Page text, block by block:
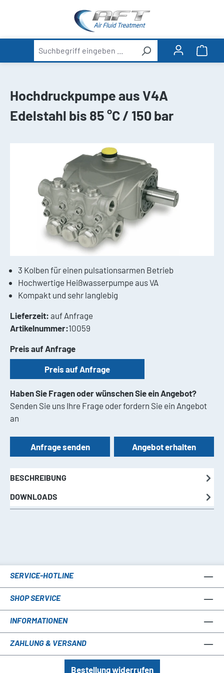
Hochdruckpumpe aus V4A
Edelstahl bis 85 °C / 150 bar
Bildergalerie überspringen
3 Kolben für einen pulsationsarmen Betrieb
Hochwertige Heißwasserpumpe aus VA
Kompakt und sehr langlebig
Lieferzeit: auf Anfrage
Artikelnummer:10059
Preis auf Anfrage
Preis auf Anfrage
Haben Sie Fragen oder wünschen Sie ein Angebot?
Senden Sie uns Ihre Frage oder fordern Sie ein Angebot
an
Anfrage senden Angebot erhalten
BESCHREIBUNG
DOWNLOADS
SERVICE-HOTLINE
SHOP SERVICE
INFORMATIONEN
ZAHLUNG & VERSAND
Bestellung widerrufen